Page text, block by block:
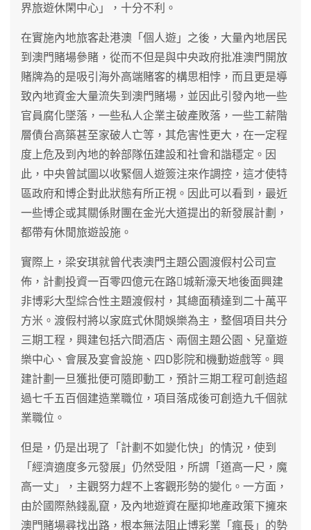
界旅遊休閑中心」，十分不利。
在實施內地旅客赴港澳「個人遊」之後，大量內地居民
到澳門賭場參賭，從而不但是與中央政府批准澳門開放
賭牌為的是吸引海外高端賭客的構思相悖，而且更是導
致內地資金大量流失到澳門賭場，並因此引發內地一些
官員腐化墜落，一些私人企業主破產敗落，一些工薪階
層債台高築甚至家破人亡等，其危害性更大，在一定程
度上危及到內地的幹部隊伍建設和社會和諧穩定。因
此，中央曾試圖以收緊個人遊簽注來作調控，這才使特
區政府和博企對此狀態有所正視。因此可以看到，最近
一些博企或其關係財團在金光大道提出的新發展計劃，
都帶有休閒旅遊設施。
實際上，梁安琪就曾代表澳門主題公園渡假村公司宣
佈，計劃投資一百零四億元在路城新濠天地後面興建
非博彩大型綜合性主題渡假村，其總面積達到二十萬平
方米。渡假村將以家庭式休閒娛樂為主，整個項目共分
三期工程，興建包括六間酒店、兩個主題公園、兒童遊
樂中心、會展及宴會設施、四D影院和機動遊戲等。興
建計劃一旦獲批便可隨即動工，預計三期工程可創造超
過七千五百個建造業職位，項目落成後可創造九千個就
業職位。
但是，仍是出現了「計劃不如變化快」的情況，使到
「經濟適度多元發展」仍然受阻，所謂「道高一尺，魔
高一丈」，主觀努力趕不上客觀形勢的變化。一方面，
由於國際熱錢亂竄，及內地遊資在壓抑地產政策下擁來
澳門賭場尋找出路，根本無法阻止博彩業「瘋長」的勢